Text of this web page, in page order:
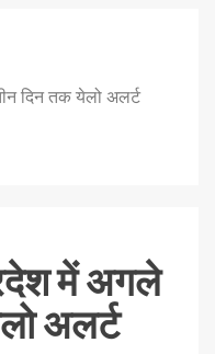
दिन तक येलो अलर्ट
में अगले
अलर्ट